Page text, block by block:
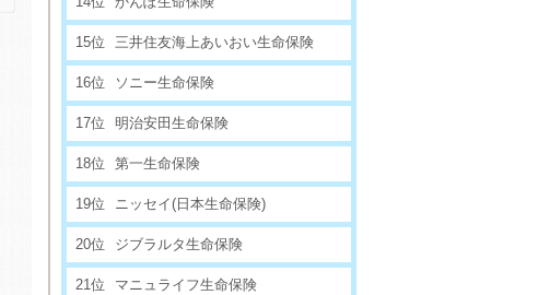
15位 三井住友海上あいおい生命保険
16位 ソニー生命保険
17位 明治安田生命保険
18位 第一生命保険
19位 ニッセイ(日本生命保険)
20位 ジブラルタ生命保険
21位 マニュライフ生命保険